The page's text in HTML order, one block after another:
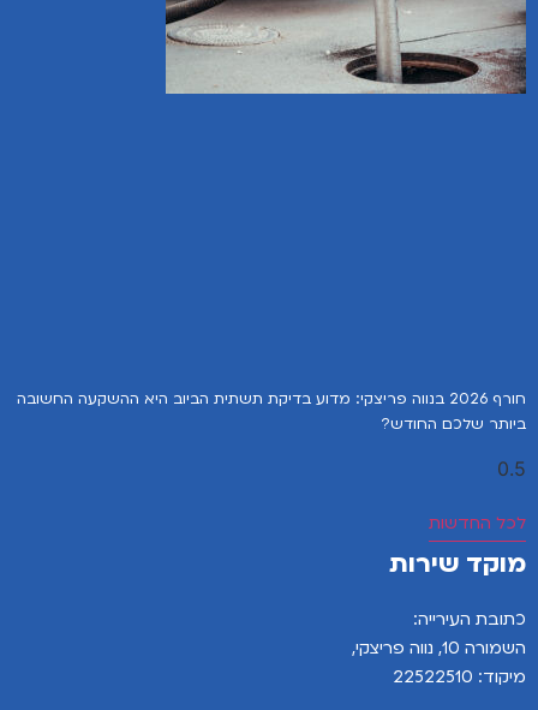
חורף 2026 בנווה פריצקי: מדוע בדיקת תשתית הביוב היא ההשקעה החשובה
ביותר שלכם החודש?
לכל החדשות
מוקד שירות
כתובת העירייה:
השמורה 10, נווה פריצקי,
מיקוד: 22522510